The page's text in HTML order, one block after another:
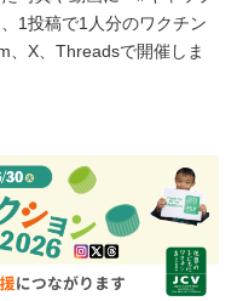
1投稿で1人分のワクチン
、X、Threadsで開催しま